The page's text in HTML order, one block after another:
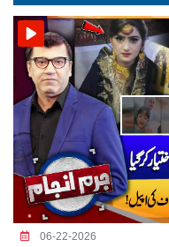
06-22-2026